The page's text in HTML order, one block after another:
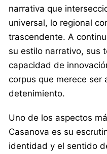
narrativa que
universal, lo regional
trascendente. A
su estilo narrativo, sus
capacidad de
corpus que merece ser
detenimiento.
Uno de los aspectos
Casanova es su
identidad y el sentido